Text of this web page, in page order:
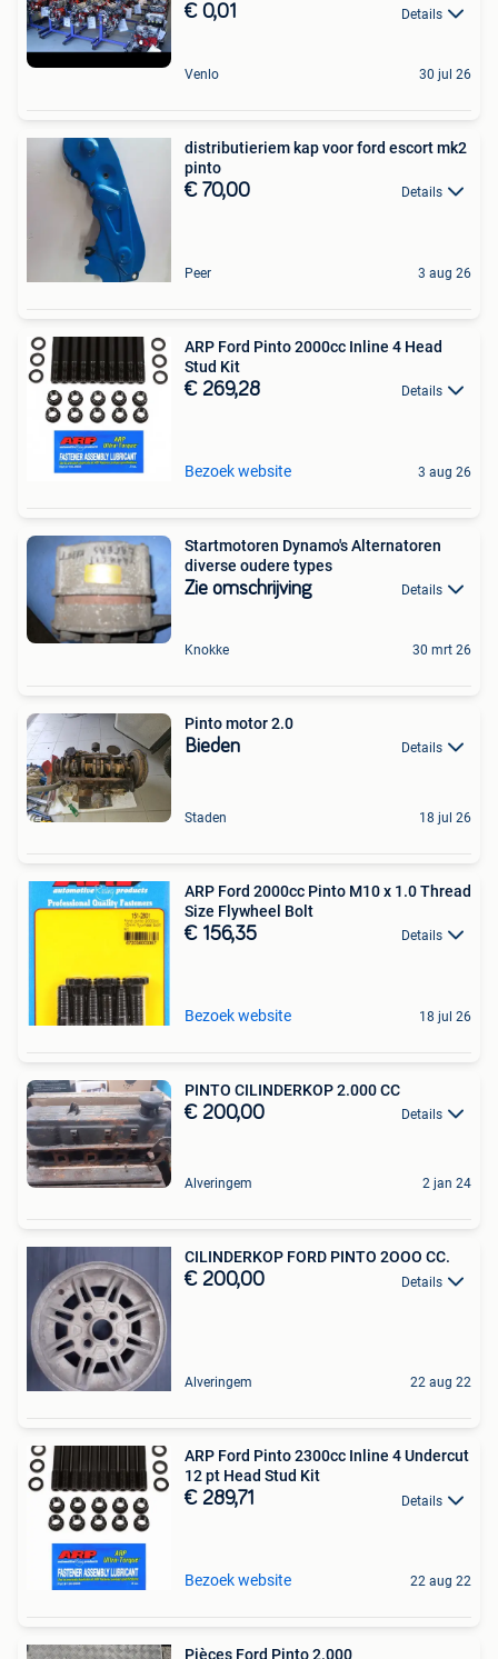
€ 0,01 Details
Venlo 30 jul 26
distributieriem kap voor ford escort mk2
pinto
€ 70,00 Details
Peer 3 aug 26
ARP Ford Pinto 2000cc Inline 4 Head
Stud Kit
€ 269,28 Details
Bezoek website 3 aug 26
Startmotoren Dynamo's Alternatoren
diverse oudere types
Zie omschrijving Details
Knokke 30 mrt 26
Pinto motor 2.0
Bieden Details
Staden 18 jul 26
ARP Ford 2000cc Pinto M10 x 1.0 Thread
Size Flywheel Bolt
€ 156,35 Details
Bezoek website 18 jul 26
PINTO CILINDERKOP 2.000 CC
€ 200,00 Details
Alveringem 2 jan 24
CILINDERKOP FORD PINTO 2OOO CC.
€ 200,00 Details
Alveringem 22 aug 22
ARP Ford Pinto 2300cc Inline 4 Undercut
12 pt Head Stud Kit
€ 289,71 Details
Bezoek website 22 aug 22
Pièces Ford Pinto 2.000